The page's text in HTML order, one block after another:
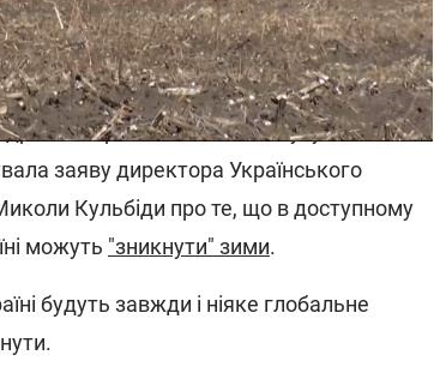
досліджень і довгострокових
інституту НАН
заяву директора Українського
Кульбіди про те, що в доступному
можуть "зникнути" зими.
будуть завжди і ніяке глобальне